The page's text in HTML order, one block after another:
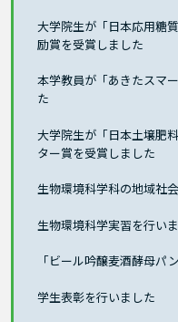
大学院生が「日本応用糖
励賞を受賞しました
本学教員が「あきたスマ
た
大学院生が「日本土壌肥
ター賞を受賞しました
生物環境科学科の地域社
生物環境科学実習を行い
「ビール吟醸麦酒酵母パ
学生表彰を行いました